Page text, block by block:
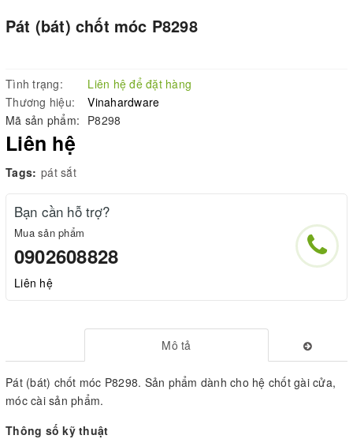
Pát (bát) chốt móc P8298
Tình trạng:
Liên hệ để đặt hàng
Thương hiệu:
Vinahardware
Mã sản phẩm: P8298
Liên hệ
Tags: pát sắt
Bạn cần hỗ trợ?
Mua sản phẩm
0902608828
Liên hệ
Mô tả
Pát (bát) chốt móc P8298. Sản phẩm dành cho hệ chốt gài cửa,
móc cài sản phẩm.
Thông số kỹ thuật